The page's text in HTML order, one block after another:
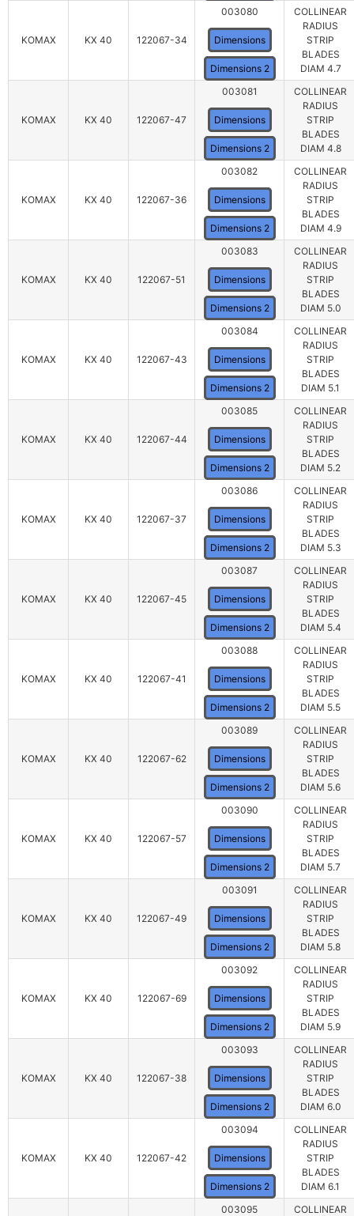
KOMAX KX 40 122067-34
003080
Dimensions
Dimensions 2
COLLINEAR
RADIUS
STRIP
BLADES
DIAM 4.7
KOMAX KX 40 122067-47
003081
Dimensions
Dimensions 2
COLLINEAR
RADIUS
STRIP
BLADES
DIAM 4.8
KOMAX KX 40 122067-36
003082
Dimensions
Dimensions 2
COLLINEAR
RADIUS
STRIP
BLADES
DIAM 4.9
KOMAX KX 40 122067-51
003083
Dimensions
Dimensions 2
COLLINEAR
RADIUS
STRIP
BLADES
DIAM 5.0
KOMAX KX 40 122067-43
003084
Dimensions
Dimensions 2
COLLINEAR
RADIUS
STRIP
BLADES
DIAM 5.1
KOMAX KX 40 122067-44
003085
Dimensions
Dimensions 2
COLLINEAR
RADIUS
STRIP
BLADES
DIAM 5.2
KOMAX KX 40 122067-37
003086
Dimensions
Dimensions 2
COLLINEAR
RADIUS
STRIP
BLADES
DIAM 5.3
KOMAX KX 40 122067-45
003087
Dimensions
Dimensions 2
COLLINEAR
RADIUS
STRIP
BLADES
DIAM 5.4
KOMAX KX 40 122067-41
003088
Dimensions
Dimensions 2
COLLINEAR
RADIUS
STRIP
BLADES
DIAM 5.5
KOMAX KX 40 122067-62
003089
Dimensions
Dimensions 2
COLLINEAR
RADIUS
STRIP
BLADES
DIAM 5.6
KOMAX KX 40 122067-57
003090
Dimensions
Dimensions 2
COLLINEAR
RADIUS
STRIP
BLADES
DIAM 5.7
KOMAX KX 40 122067-49
003091
Dimensions
Dimensions 2
COLLINEAR
RADIUS
STRIP
BLADES
DIAM 5.8
KOMAX KX 40 122067-69
003092
Dimensions
Dimensions 2
COLLINEAR
RADIUS
STRIP
BLADES
DIAM 5.9
KOMAX KX 40 122067-38
003093
Dimensions
Dimensions 2
COLLINEAR
RADIUS
STRIP
BLADES
DIAM 6.0
KOMAX KX 40 122067-42
003094
Dimensions
Dimensions 2
COLLINEAR
RADIUS
STRIP
BLADES
DIAM 6.1
003095
COLLINEAR